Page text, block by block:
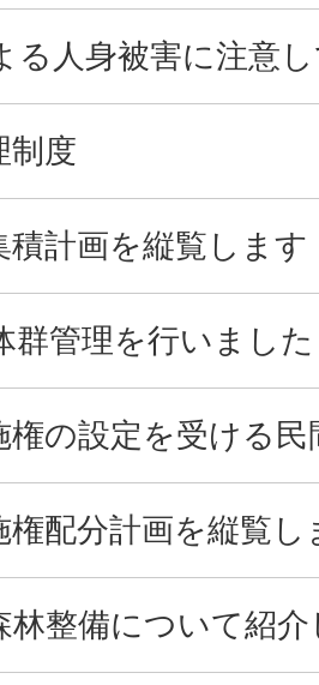
る人身被害に注意
制度
積計画を縦覧します
群管理を行いました
権の設定を受ける
権配分計画を縦覧し
林整備について紹